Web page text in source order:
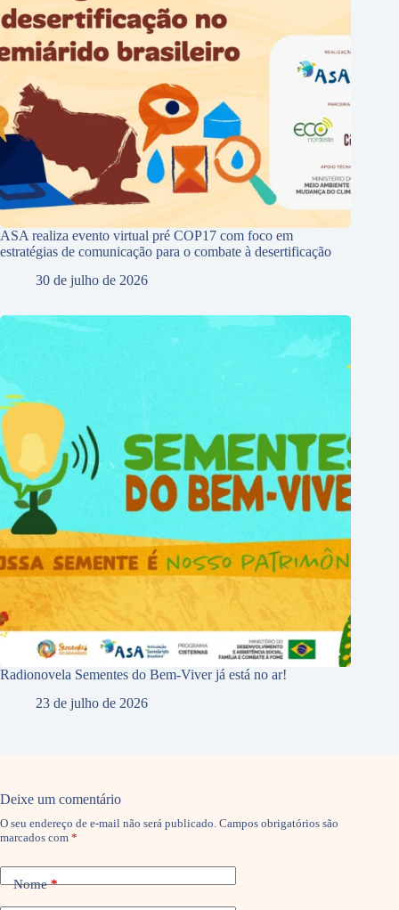
ASA realiza evento virtual pré COP17 com foco em
estratégias de comunicação para o combate à desertificação
30 de julho de 2026
Radionovela Sementes do Bem-Viver já está no ar!
23 de julho de 2026
Deixe um comentário
O seu endereço de e-mail não será publicado. Campos obrigatórios são
marcados com *
Nome*